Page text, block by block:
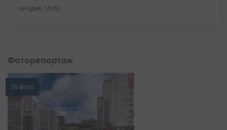
сегодня, 19:02
Фоторепортаж
20 фото